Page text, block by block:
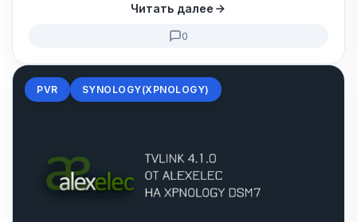
Читать далее
0
PVR SYNOLOGY(XPNOLOGY)